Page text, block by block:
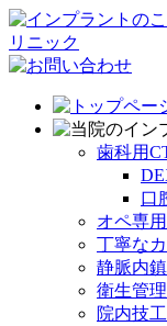
歯科用
口
オペ専
丁寧な
静脈内
衛生管
院内技